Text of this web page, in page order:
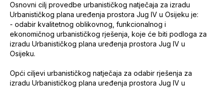
Osnovni cilj provedbe urbanističkog natječaja za izradu
Urbanističkog plana uređenja prostora Jug IV u Osijeku je:
- odabir kvalitetnog oblikovnog, funkcionalnog i
ekonomičnog urbanističkog rješenja, koje će biti podloga za
izradu Urbanističkog plana uređenja prostora Jug IV u
Osijeku.
Opći ciljevi urbanističkog natječaja za odabir rješenja za
izradu Urbanističkog plana uređenja prostora Jug IV u